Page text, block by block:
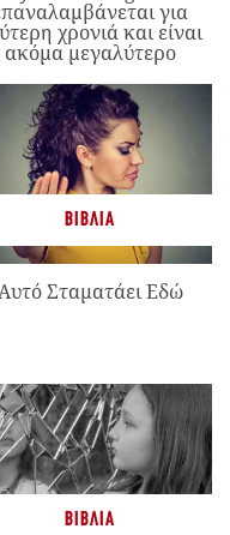
για
χρονιά και είναι
ακόμα μεγαλύτερο
ΒΙΒΛΊΑ
Σταματάει Εδώ
ΒΙΒΛΊΑ